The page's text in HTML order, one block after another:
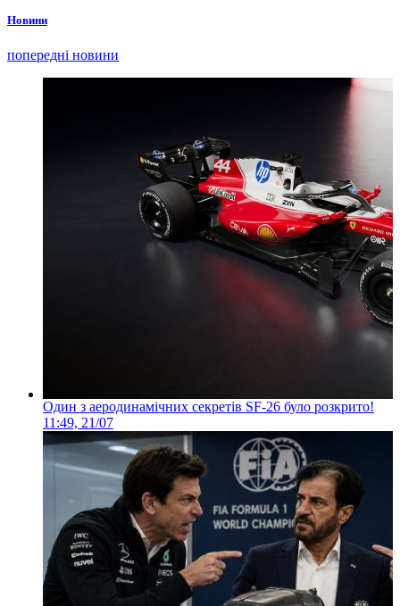
Новини
попередні новини
Один з аеродинамічних секретів SF-26 було розкрито!
11:49, 21/07